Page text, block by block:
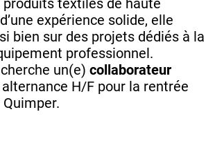
textiles de haute
expérience solide, elle
bien sur des projets dédiés à la
professionnel.
un(e) collaborateur
alternance H/F pour la rentrée